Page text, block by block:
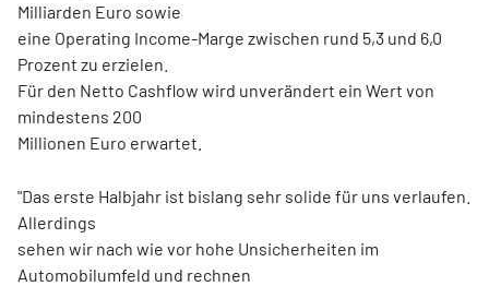
Milliarden Euro sowie
eine Operating Income-Marge zwischen rund 5,3 und 6,0
Prozent zu erzielen.
Für den Netto Cashflow wird unverändert ein Wert von
mindestens 200
Millionen Euro erwartet.
"Das erste Halbjahr ist bislang sehr solide für uns verlaufen.
Allerdings
sehen wir nach wie vor hohe Unsicherheiten im
Automobilumfeld und rechnen